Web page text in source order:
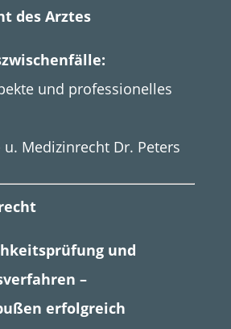
des Arztes
und professionelles
u. Medizinrecht Dr. Peters
und
–
erfolgreich